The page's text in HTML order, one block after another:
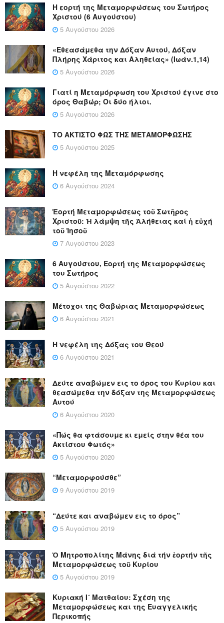
Η εορτή της Μεταμορφώσεως του Σωτήρος
Χριστού (6 Αυγούστου)
5 Αυγούστου 2026
«Εθεασάμεθα την Δόξαν Αυτού, Δόξαν
Πλήρης Χάριτος και Αληθείας» (Ιωάν.1,14)
5 Αυγούστου 2026
Γιατί η Μεταμόρφωση του Χριστού έγινε στο
όρος Θαβώρ; Οι δύο ήλιοι.
5 Αυγούστου 2026
ΤΟ ΑΚΤΙΣΤΟ ΦΩΣ ΤΗΣ ΜΕΤΑΜΟΡΦΩΣΗΣ
5 Αυγούστου 2025
Η νεφέλη της Μεταμόρφωσης
6 Αυγούστου 2024
Ἑορτή Μεταμορφώσεως τοῦ Σωτῆρος
Χριστοῦ: Ἡ λάμψη τῆς Ἀλήθειας καί ἡ εὐχή
τοῦ Ἰησοῦ
7 Αυγούστου 2023
6 Αυγούστου, Εορτή της Μεταμορφώσεως
του Σωτήρος
5 Αυγούστου 2022
Μέτοχοι της Θαβώριας Μεταμορφώσεως
6 Αυγούστου 2021
Η νεφέλη της Δόξας του Θεού
6 Αυγούστου 2021
Δεύτε αναβώμεν εις το όρος του Κυρίου και
θεασώμεθα την δόξαν της Μεταμορφώσεως
Αυτού
6 Αυγούστου 2020
«Πώς θα φτάσουμε κι εμείς στην θέα του
Ακτίστου Φωτός»
5 Αυγούστου 2020
“Μεταμορφούσθε”
9 Αυγούστου 2019
“Δεύτε και αναβώμεν εις το όρος”
5 Αυγούστου 2019
Ὁ Μητροπολίτης Μάνης διά τήν ἑορτήν τῆς
Μεταμορφώσεως τοῦ Κυρίου
5 Αυγούστου 2019
Κυριακή Ι´ Ματθαίου: Σχέση της
Μεταμορφώσεως και της Ευαγγελικής
Περικοπής